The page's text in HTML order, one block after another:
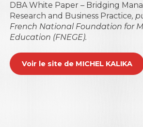
DBA White Paper – Bridging
Research and Business Practice,
French National Foundation for
Education (FNEGE).
Voir le site de MICHEL KALIKA